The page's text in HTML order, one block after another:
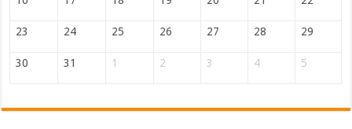
23 24 25 26 27 28 29
30 31 1 2 3 4 5